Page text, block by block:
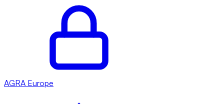
AGRA Europe